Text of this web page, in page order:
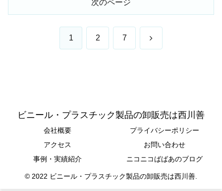
次のページ
1 2 7 次
ビニール・プラスチック製品の卸販売は西川善
会社概要
プライバシーポリシー
アクセス
お問い合わせ
事例・実績紹介
ニコニコばばあのブログ
© 2022 ビニール・プラスチック製品の卸販売は西川善.